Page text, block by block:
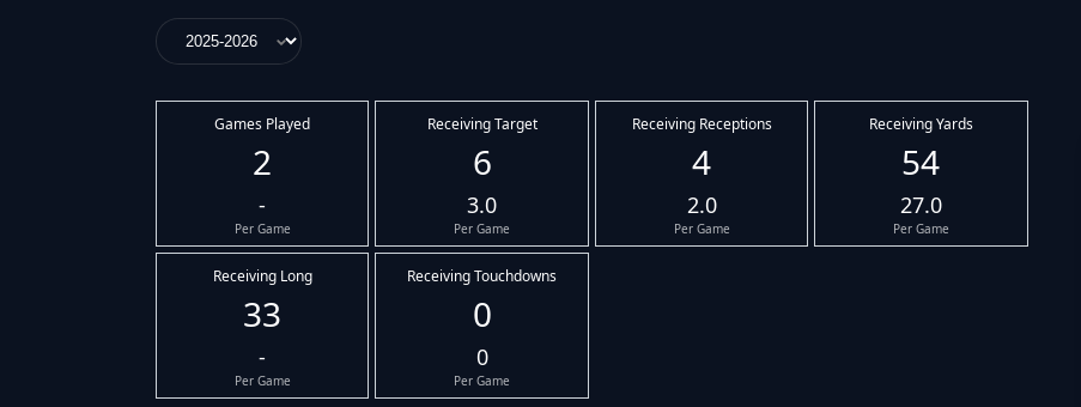
Games Played
2
-
Per Game
Receiving Target
6
3.0
Per Game
Receiving Receptions
4
2.0
Per Game
Receiving Yards
54
27.0
Per Game
Receiving Long
33
-
Per Game
Receiving Touchdowns
0
0
Per Game